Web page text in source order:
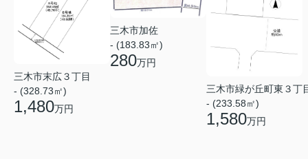
三木市末広３丁目
- (328.73㎡)
1,480万円
三木市加佐
- (183.83㎡)
280万円
三木市緑が丘町東３丁
- (233.58㎡)
1,580万円